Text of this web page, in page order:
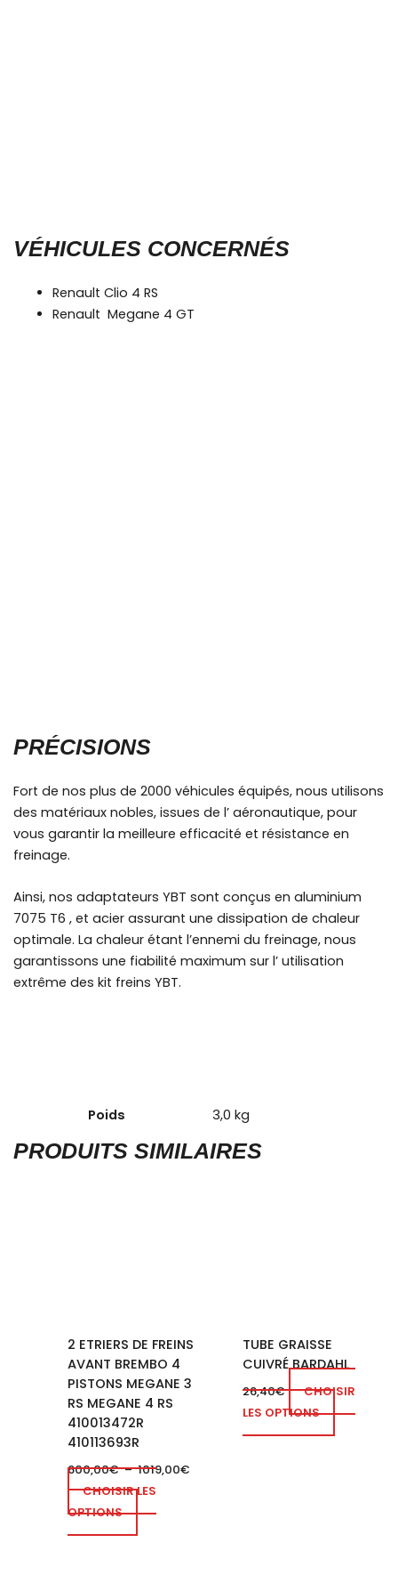
VÉHICULES CONCERNÉS
Renault Clio 4 RS
Renault Megane 4 GT
PRÉCISIONS
Fort de nos plus de 2000 véhicules équipés, nous utilisons
des matériaux nobles, issues de l’ aéronautique, pour
vous garantir la meilleure efficacité et résistance en
freinage.
Ainsi, nos adaptateurs YBT sont conçus en aluminium
7075 T6 , et acier assurant une dissipation de chaleur
optimale. La chaleur étant l’ennemi du freinage, nous
garantissons une fiabilité maximum sur l’ utilisation
extrême des kit freins YBT.
Poids 3,0 kg
PRODUITS SIMILAIRES
2 ETRIERS DE FREINS
AVANT BREMBO 4
PISTONS MEGANE 3
RS MEGANE 4 RS
410013472R
410113693R
600,00€–1019,00€
CHOISIR LES
OPTIONS
être
choisies
sur
la
page
produit
TUBE GRAISSE
CUIVRÉ BARDAHL
26,40€
CHOISIR
LES OPTIONS